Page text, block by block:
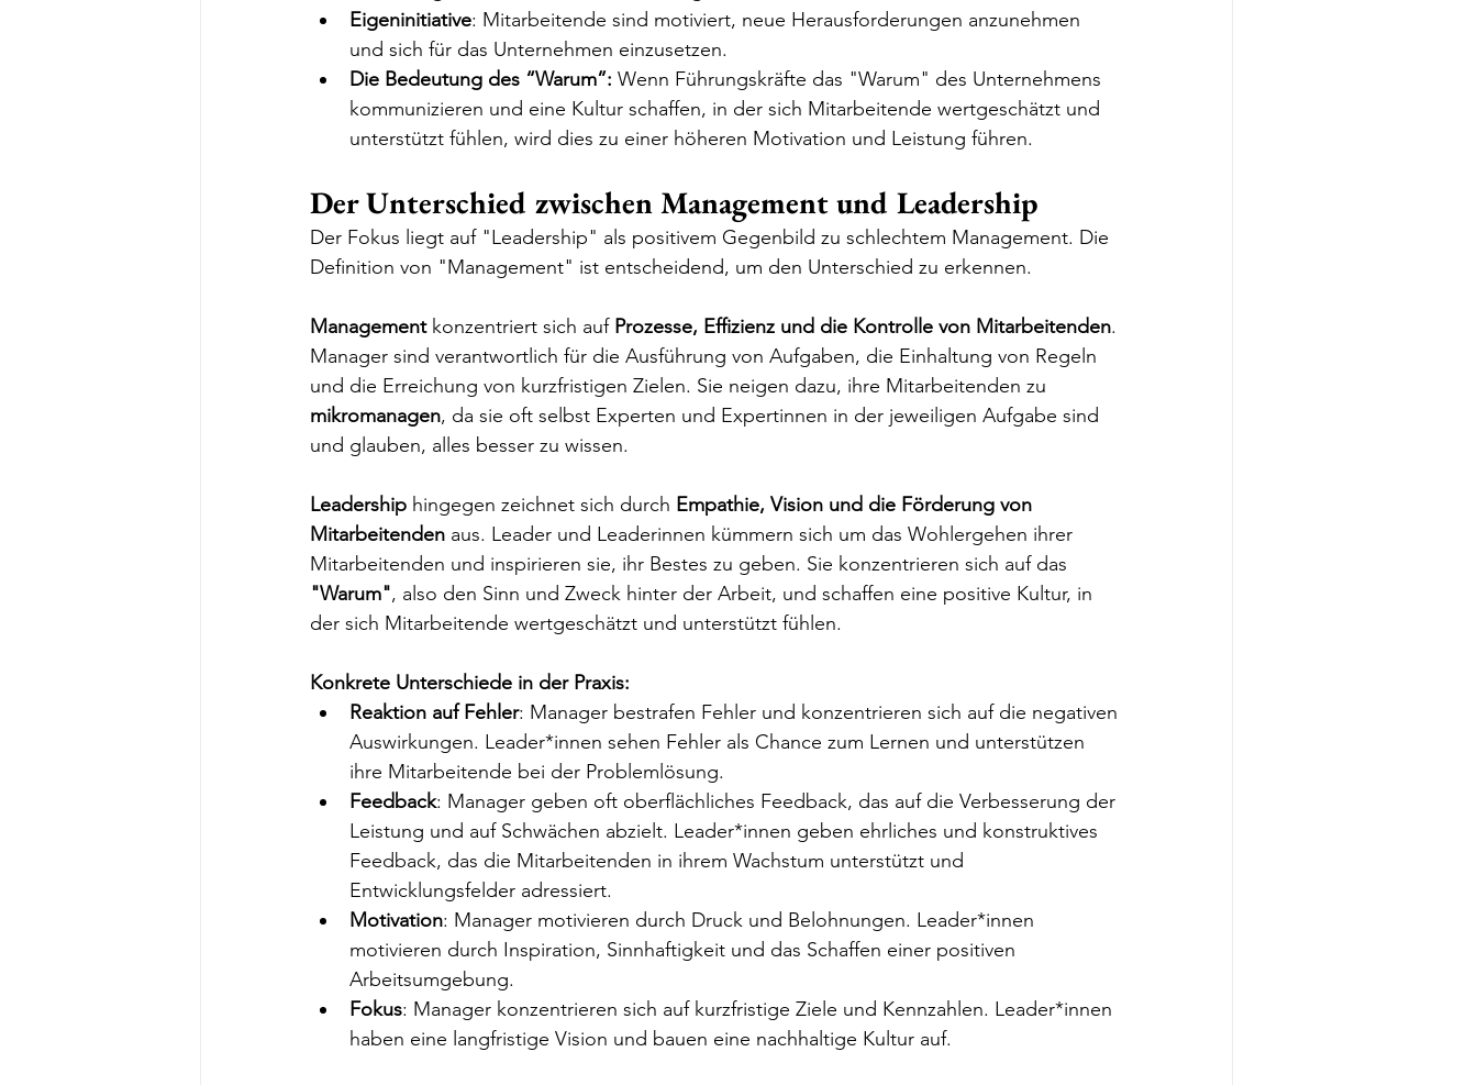
Eigeninitiative: Mitarbeitende sind motiviert, neue Herausforderungen anzunehmen
und sich für das Unternehmen einzusetzen.
Die Bedeutung des “Warum”: Wenn Führungskräfte das "Warum" des Unternehmens
kommunizieren und eine Kultur schaffen, in der sich Mitarbeitende wertgeschätzt und
unterstützt fühlen, wird dies zu einer höheren Motivation und Leistung führen.
Der Unterschied zwischen Management und Leadership
Der Fokus liegt auf "Leadership" als positivem Gegenbild zu schlechtem Management. Die
Definition von "Management" ist entscheidend, um den Unterschied zu erkennen.
Management konzentriert sich auf Prozesse, Effizienz und die Kontrolle von Mitarbeitenden.
Manager sind verantwortlich für die Ausführung von Aufgaben, die Einhaltung von Regeln
und die Erreichung von kurzfristigen Zielen. Sie neigen dazu, ihre Mitarbeitenden zu
mikromanagen, da sie oft selbst Experten und Expertinnen in der jeweiligen Aufgabe sind
und glauben, alles besser zu wissen.
Leadership hingegen zeichnet sich durch Empathie, Vision und die Förderung von
Mitarbeitenden aus. Leader und Leaderinnen kümmern sich um das Wohlergehen ihrer
Mitarbeitenden und inspirieren sie, ihr Bestes zu geben. Sie konzentrieren sich auf das
"Warum", also den Sinn und Zweck hinter der Arbeit, und schaffen eine positive Kultur, in
der sich Mitarbeitende wertgeschätzt und unterstützt fühlen.
Konkrete Unterschiede in der Praxis:
Reaktion auf Fehler: Manager bestrafen Fehler und konzentrieren sich auf die negativen
Auswirkungen. Leader*innen sehen Fehler als Chance zum Lernen und unterstützen
ihre Mitarbeitende bei der Problemlösung.
Feedback: Manager geben oft oberflächliches Feedback, das auf die Verbesserung der
Leistung und auf Schwächen abzielt. Leader*innen geben ehrliches und konstruktives
Feedback, das die Mitarbeitenden in ihrem Wachstum unterstützt und
Entwicklungsfelder adressiert.
Motivation: Manager motivieren durch Druck und Belohnungen. Leader*innen
motivieren durch Inspiration, Sinnhaftigkeit und das Schaffen einer positiven
Arbeitsumgebung.
Fokus: Manager konzentrieren sich auf kurzfristige Ziele und Kennzahlen. Leader*innen
haben eine langfristige Vision und bauen eine nachhaltige Kultur auf.